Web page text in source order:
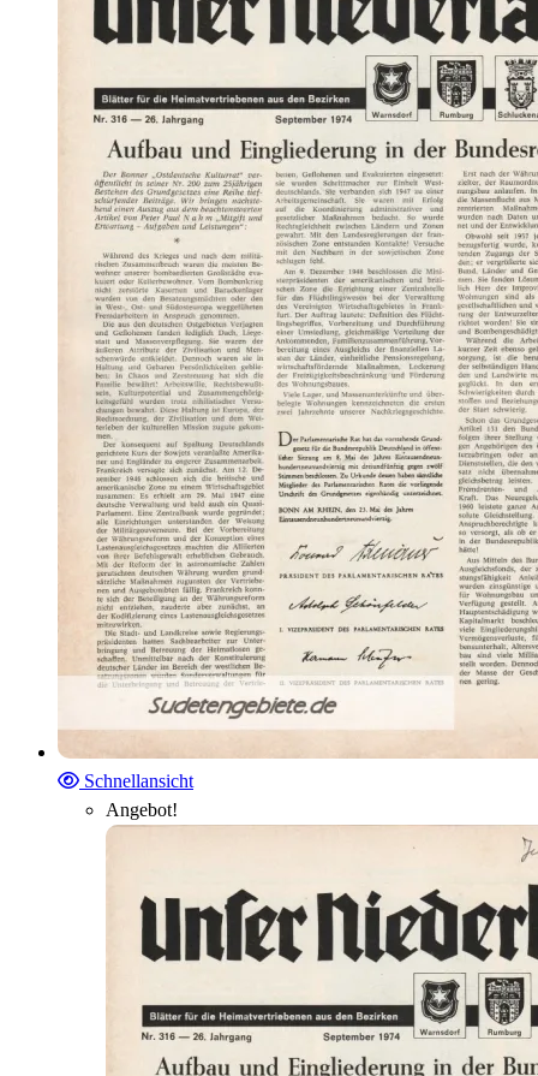
Schnellansicht
Angebot!